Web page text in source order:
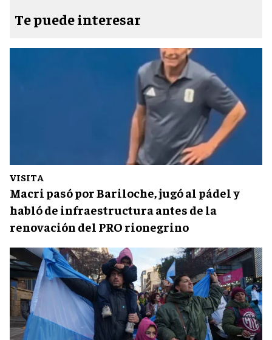
Te puede interesar
VISITA
Macri pasó por Bariloche, jugó al pádel y
habló de infraestructura antes de la
renovación del PRO rionegrino